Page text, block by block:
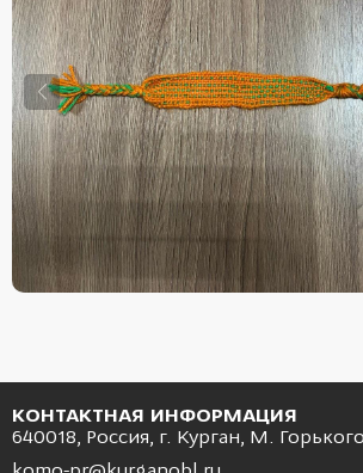
КОНТАКТНАЯ ИНФОРМАЦИЯ
640018, Россия, г. Курган, М.